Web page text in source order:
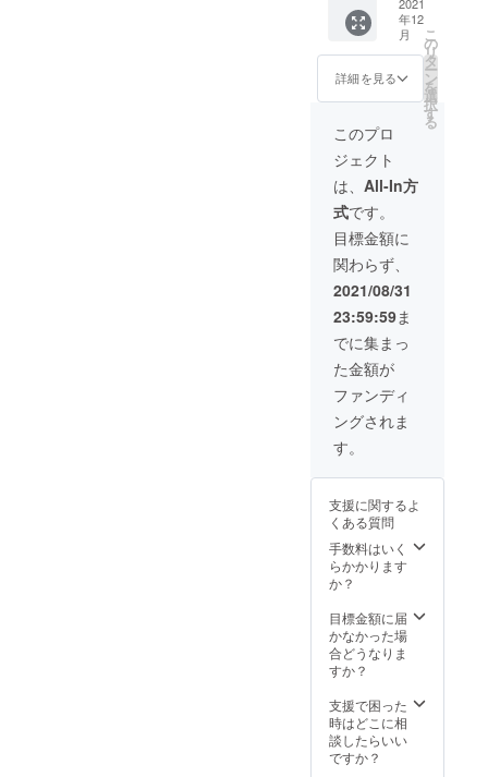
を楽し
みなが
ら、お
旅行気
分を味
いただ
けま
す。
【配送
につい
て】 ・
冷蔵便
でお届
けしま
す。 ・
到着し
ました
らお早
目にお
召し上
がりく
ださ
い。 ・
次お届
けしま
す。 ・
お肉の
重なっ
た部分
ている
場合が
ござい
質に問
題はご
ざいま
せん。
ズにス
ライス
してア
豪快に
ステー
キに♪サ
イコロ
ステー
キや
ビーフ
チュー
、煮込
み料理
にもお
すすめ
です。
【賞味
期限】
・美味
しく召
し上
がって
頂くた
でお届
けしま
す。 ・
製造日
より14
日 (真
め賞味
期限が
長めで
にお召
し上が
りくだ
さい。)
興」と
お肉屋
さんの
状況に
合わせ
合わせ
袋」を
合わせ
た「復
袋」で
す。中
身は選
べませ
んが、
さんが
お得に
詰め合
わせた
お肉を
お届け
しま
いう名
前です
がパッ
クに入
れてお
届けし
につい
て】 ・
冷蔵便
す。一
部商品
は真空
パック
※玉手箱
600gよ
りもプ
レミア
ムなお
がはい
りま
す。 ※
お肉の
食べ方
（切り
方）が
焼肉・
しゃぶ
しゃ
ぶ・す
き焼
き・ス
テーキ
から2つ
選べま
す。
【配送
冷蔵便
でお届
けしま
す。一
部商品
は真空
けする
場合が
ござい
凍」が
ご希望
の場合
は備考
家・お
肉屋さ
んよ
り） ・
飛騨牛
（受賞
牛 A5ラ
ン
ク）：
1kg 霜
降り／
赤身部
位の食
べ比べ
セット
です。
※お肉の
食べ方
（切り
方）が
焼肉・
しゃぶ
しゃ
ぶ・す
き焼
から2つ
す。 ※
受賞牛
のお届
けは12
月下旬
してお
りま
す。
【受賞
は】 今
回お送
りする
のは、
年12
月
詳細を見る
こ
の
リ
タ
ー
ン
を
選
択
す
る
このプロ
ジェクト
は、 All-In方
式です。
目標金額に
関わらず、
2021/08/31
23:59:59ま
でに集まっ
た金額が
ファンディ
ングされま
す。
支援に関するよ
くある質問
手数料はいく
らかかります
か？
目標金額に届
かなかった場
合どうなりま
すか？
支援で困った
時はどこに相
談したらいい
ですか？